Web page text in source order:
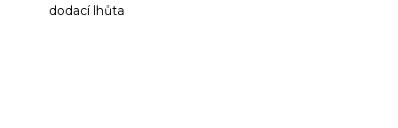
dodací lhůta